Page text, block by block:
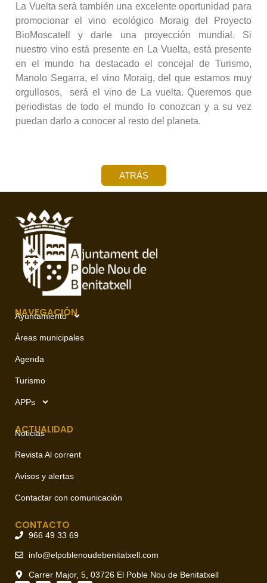
La Vuelta será también una excelente oportunidad para
promocionar el vino ecológico Moraig del Proyecto
BioMoscatell y darle una proyección mundial. Si
nuestro vino está presente en La Vuelta, está presente
en el mundo ha destacado el concejal de Turismo,
Manolo Segarra, el vino Moraig, del que estamos muy
orgullosos, será el vino de La vuelta. Queremos que
periodistas de todo el mundo lo conozcan y a su vez
puedan darlo a conocer al resto del planeta.
ATRÁS
NAVEGACIÓN
Ayuntamiento
Áreas municipales
Agenda
Turismo
APPs
ACTUALIDAD
Noticias
Revista Al corrent
Avisos y alertas
Contactar con comunicación
CONTACTO
966 49 33 69
info@elpoblenoudebenitatxell.com
Carrer Major, 5, 03726 El Poble Nou de Benitatxell